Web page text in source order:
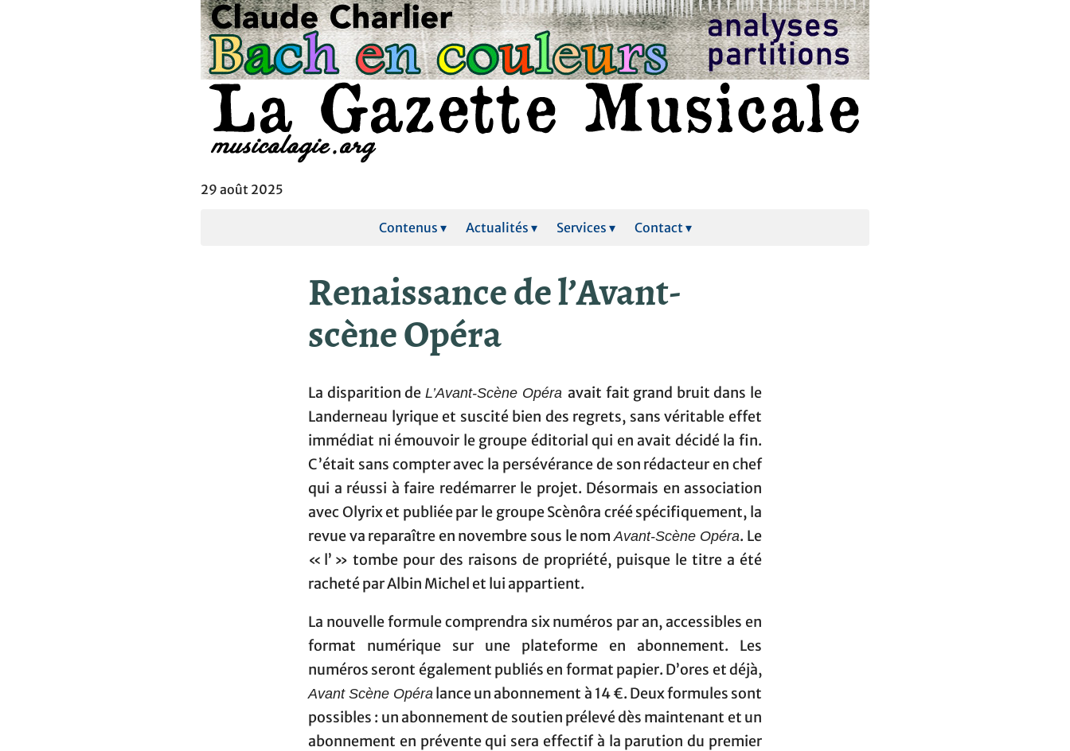
29 août 2025
Contenus ▾ Actualités ▾ Services ▾ Contact ▾
Renaissance de l’Avant-
scène Opéra
La disparition de L’Avant-Scène Opéraavait fait grand bruit dans le
Landerneau lyrique et suscité bien des regrets, sans véritable effet
immédiat ni émouvoir le groupe éditorial qui en avait décidé la fin.
C’était sans compter avec la persévérance de son rédacteur en chef
qui a réussi à faire redémarrer le projet. Désormais en association
avec Olyrix et publiée par le groupe Scènôra créé spécifiquement, la
revue va reparaître en novembre sous le nomAvant-Scène Opéra. Le
« l’ » tombe pour des raisons de propriété, puisque le titre a été
racheté par Albin Michel et lui appartient.
La nouvelle formule comprendra six numéros par an, accessibles en
format numérique sur une plateforme en abonnement. Les
numéros seront également publiés en format papier. D’ores et déjà,
Avant Scène Opéra lance un abonnement à 14 €. Deux formules sont
possibles : un abonnement de soutien prélevé dès maintenant et un
abonnement en prévente qui sera effectif à la parution du premier